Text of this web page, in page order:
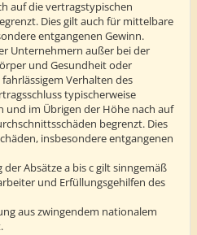
auf die vertragstypischen
Dies gilt auch für mittelbare
entgangenen Gewinn.
Unternehmern außer bei der
und Gesundheit oder
Verhalten des
typischerweise
und im Übrigen der Höhe nach auf
begrenzt. Dies
insbesondere entgangenen
Absätze a bis c gilt sinngemäß
und Erfüllungsgehilfen des
aus zwingendem nationalem